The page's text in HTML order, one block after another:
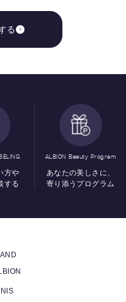
る
方や
する
ALBION Beauty Program
あなたの美しさに、
寄り添うプログラム